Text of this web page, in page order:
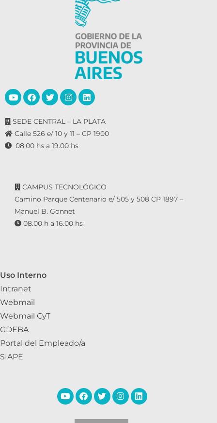
SEDE CENTRAL – LA PLATA
Calle 526 e/ 10 y 11 – CP 1900
08.00 hs a 19.00 hs
CAMPUS TECNOLÓGICO
Camino Parque Centenario e/ 505 y 508 CP 1897 –
Manuel B. Gonnet
08.00 h a 16.00 hs
Uso Interno
Intranet
Webmail
Webmail CyT
GDEBA
Portal del Empleado/a
SIAPE